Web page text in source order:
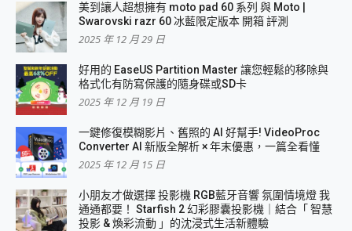
美到讓人超想擁有 moto pad 60 系列 與 Moto |
Swarovski razr 60 冰藍限定版本 開箱 評測
2025 年 12 月 29 日
好用的 EaseUS Partition Master 讓您輕鬆的移除與
格式化有防寫保護的隨身碟或SD卡
2025 年 12 月 19 日
一鍵修復模糊影片、舊照的 AI 好幫手! VideoProc
Converter AI 新版全解析 × 年末優惠，一篇全看懂
2025 年 12 月 15 日
小朋友才做選擇 投影機 RGB藍牙音響 氛圍情境燈 我
通通都要！ Starfish 2 幻彩膠囊投影機｜結合「 智慧
投影 & 煥彩流動 」的沈浸式生活新體驗